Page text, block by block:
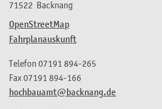
71522 Backnang
OpenStreetMap
Fahrplanauskunft
hochbauamt@backnang.de
Telefon 07191 894-265
Fax07191 894-166